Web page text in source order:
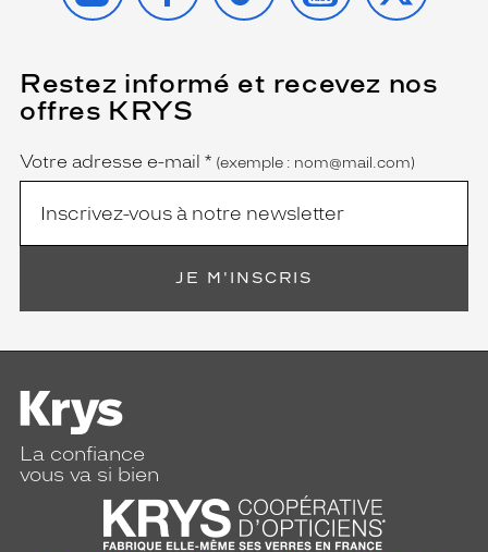
Restez informé et recevez nos
offres KRYS
Name
Votre adresse e-mail *
(Ce
champ
est
obligatoire)
(exemple : nom@mail.com)
JE M'INSCRIS
La confiance
vous va si bien